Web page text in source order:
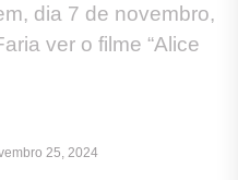
dia 7 de novembro,
ver o filme “Alice
25, 2024